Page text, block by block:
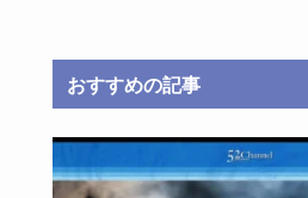
おすすめの記事